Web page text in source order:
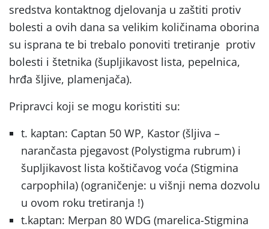
sredstva kontaktnog djelovanja u zaštiti protiv
bolesti a ovih dana sa velikim količinama oborina
su isprana te bi trebalo ponoviti tretiranje protiv
bolesti i štetnika (šupljikavost lista, pepelnica,
hrđa šljive, plamenjača).
Pripravci koji se mogu koristiti su:
t. kaptan: Captan 50 WP, Kastor (šljiva –
narančasta pjegavost (Polystigma rubrum) i
šupljikavost lista koštičavog voća (Stigmina
carpophila) (ograničenje: u višnji nema dozvolu
u ovom roku tretiranja !)
t.kaptan: Merpan 80 WDG (marelica-Stigmina